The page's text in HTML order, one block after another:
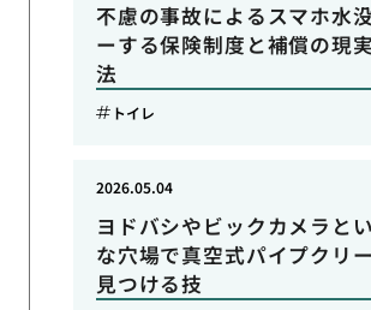
不慮の事故によるスマホ水
ーする保険制度と補償の現
法
トイレ
ヨドバシやビックカメラと
な穴場で真空式パイプクリ
見つける技
2026.05.04